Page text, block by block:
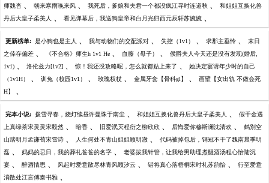
师魏杳 、 朝来寒雨晚来风 、 我死后，爹娘和夫君一个都没疯江寻时连道秋 、 和姐姐互换化兽
丹后大皇子柔美人 、 看见弹幕后，我送狗皇帝和白月光归西元辰轩苏婉婉 、
更新榜单: 是小狗也是主人 、 我与动物们的交配派对 、 失控（1v1） 、 求郡主垂怜 、 末日
之倖存偏差 、 《不合格》师生h 1v1 He 、 血藤（母子） 、 侯爵夫人今天还是没有发现(婚后,
1v1) 、 洛伦兹力[1v2] 、 惊！我还没攻略呢，怎么就都贴上来了 、 她决定宴请年少时的自己
（1v1H） 、 训兔（校园1v1） 、 玫瑰权杖 、 金属牙套【骨科gl】 、 画壁【女出轨 不做会死
H】 、
完本小说: 拨雪寻春，烧灯续昼许曼珠于南尘 、 和姐姐互换化兽丹后大皇子柔美人 、 假千金遇
上真绿茶宋灵灵宋毅然 、 暗香 、 旧爱泯灭程衍之柳欣欣 、 后悔爱你穆斯澜沈清欢 、 鹤别空
山踏明月孟谦荀宋雪诗 、 人生何处不青山姐姐顾明澈 、 代码被掉包后，销冠不干了魏南晨季明
磊 、 妈妈的忌日，我的葬礼爸爸的名字 、 老婆拔我针管，让我给男助理煮醒酒汤程心怡陆沉
宴 、 醉酒情思 、 风起时爱意散尽林青风顾汐云 、 错将真心落梧桐宋时礼苏韵怡 、 行至爱意
消散处江言傅秦书雅 、